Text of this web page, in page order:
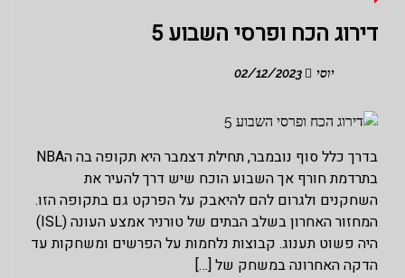
דירוג הכח ופרסי השבוע 5
יוסי
בדרך כלל סוף נובמבר, תחילת דצמבר היא תקופה בה הNBA
בתרדמת חורף אך השבוע הוכח שיש דרך להעיר את
השחקנים ולגרום להם להיאבק על הפרקט גם בתקופה הזו.
המחזור האחרון בשלב הבתים של טורניר אמצע העונה (ISL)
היה פשוט תענוג. קבוצות נלחמות על הפרשים ומשחקות עד
הדקה האחרונה במשחק של […]